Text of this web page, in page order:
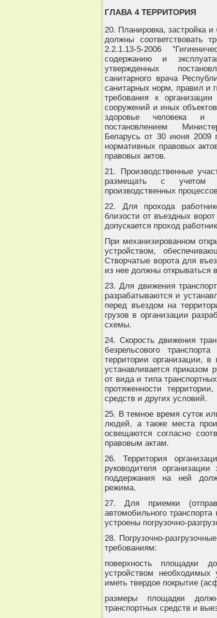
ГЛАВА 4 ТЕРРИТОРИЯ
20. Планировка, застройка и
должны соответствовать
2.2.1.13-5-2006
содержанию и
утвержденных
санитарного врача
санитарных норм, правил и
требования к
сооружений и иных
здоровье человека и
постановлением
Беларусь от 30 июня 2009
нормативных правовых
правовых актов.
21. Производственные
размещать с учетом
производственных
22. Для прохода
близости от въездных
допускается проход
При механизированном
устройством,
Створчатые ворота для
из нее должны открываться
23. Для движения
разрабатываются и
перед въездом на
грузов в организации
схемы.
24. Скорость движения
безрельсового
территории организации,
устанавливается приказом
от вида и типа
протяженности
средств и других условий.
25. В темное время суток
людей, а также места
освещаются согласно
правовым актам.
26. Территория
руководителя
поддержания на ней
режима.
27. Для приемки
автомобильного
устроены погрузочно-
28. Погрузочно-
требованиям:
поверхность площадки
устройством
иметь твердое покрытие
размеры площадки
транспортных средств и